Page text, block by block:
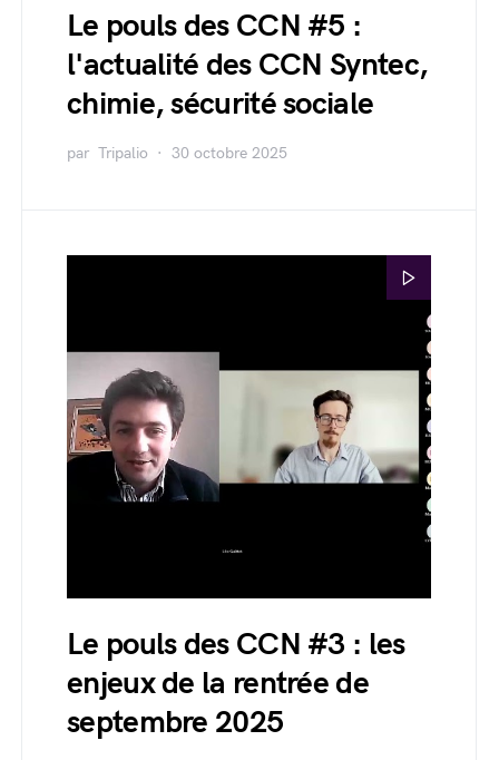
Le pouls des CCN #5 :
l'actualité des CCN Syntec,
chimie, sécurité sociale
par Tripalio 30 octobre 2025
Le pouls des CCN #3 : les
enjeux de la rentrée de
septembre 2025